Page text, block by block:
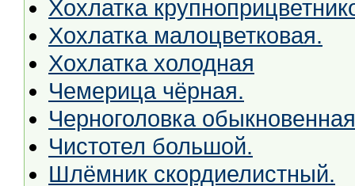
Хохлатка
Хохлатка малоцветковая.
Хохлатка холодная
Чемерица чёрная.
Черноголовка
Чистотел большой.
Шлёмник скордиелистный.